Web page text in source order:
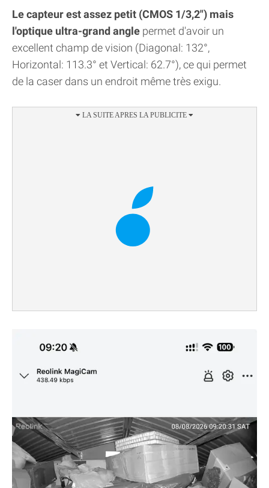
Le capteur est assez petit (CMOS 1/3,2") mais
l'optique ultra-grand angle permet d'avoir un
excellent champ de vision (Diagonal: 132°,
Horizontal: 113.3° et Vertical: 62.7°), ce qui permet
de la caser dans un endroit même très exigu.